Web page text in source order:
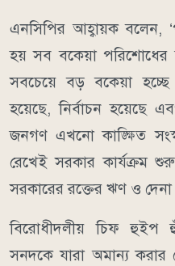
এনসিপির আহ্বায়ক বলেন,
হয় সব বকেয়া পরিশোধের
সবচেয়ে বড় বকেয়া
হয়েছে, নির্বাচন হয়েছে
জনগণ এখনো কাঙ্ক্ষিত
রেখেই সরকার কার্যক্রম
সরকারের রক্তের ঋণ ও
বিরোধীদলীয় চিফ হুইপ
সনদকে যারা অমান্য করার